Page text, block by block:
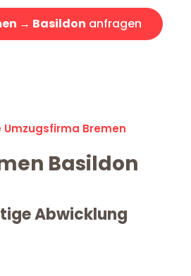
→ Basildon anfragen
Bremen
Basildon
Abwicklung